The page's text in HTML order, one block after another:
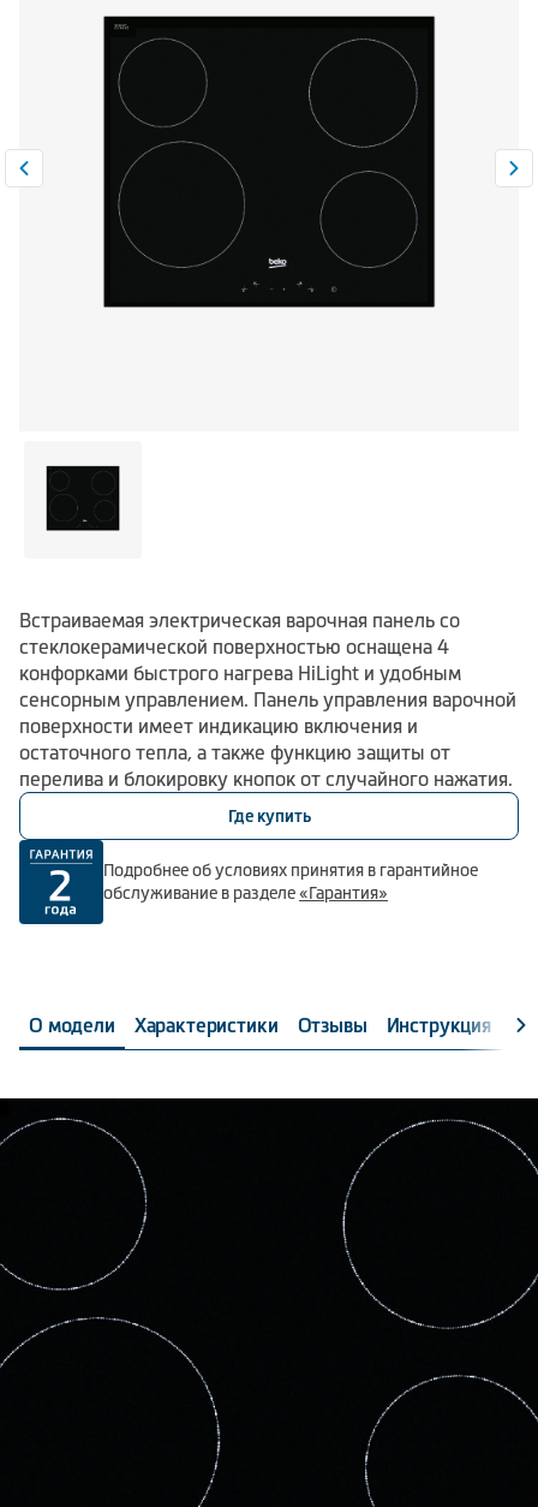
Климатическая техника
Встраиваемая электрическая варочная панель со
стеклокерамической поверхностью оснащена 4
конфорками быстрого нагрева HiLight и удобным
сенсорным управлением. Панель управления варочной
поверхности имеет индикацию включения и
остаточного тепла, а также функцию защиты от
перелива и блокировку кнопок от случайного нажатия.
Где купить
Подробнее об условиях принятия в гарантийное
обслуживание в разделе«Гарантия»
О модели Характеристики Отзывы Инструкция